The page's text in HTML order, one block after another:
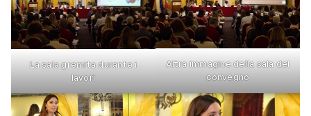
La sala gremita durante i
lavori
Altra immagine della sala del
convegno